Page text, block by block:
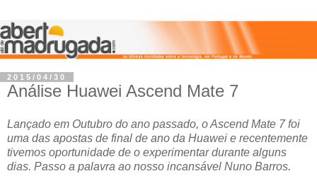
2015/04/30
Análise Huawei Ascend Mate 7
Lançado em Outubro do ano passado, o Ascend Mate 7 foi
uma das apostas de final de ano da Huawei e recentemente
tivemos oportunidade de o experimentar durante alguns
dias. Passo a palavra ao nosso incansável Nuno Barros.